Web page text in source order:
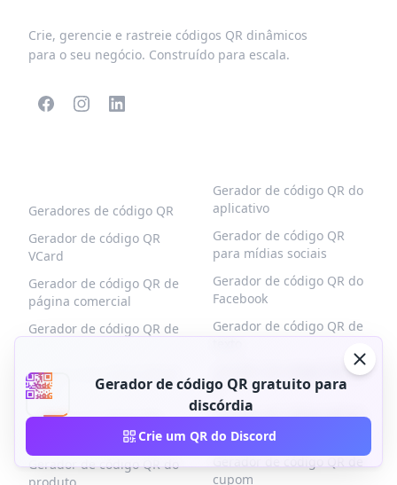
Gerador de código QR gratuito para
discórdia
Crie um QR do Discord
Crie, gerencie e rastreie códigos QR dinâmicos
para o seu negócio. Construído para escala.
Geradores de código QR
Gerador de código QR
VCard
Gerador de código QR de
página comercial
Gerador de código QR de
Gerador de código QR de
menu
Gerador de código QR
Gerador de código QR do
Gerador de código QR do
aplicativo
Gerador de código QR
para mídias sociais
Gerador de código QR do
Facebook
Gerador de código QR de
Gerador de código QR Wi-
Fi
Gerador de código QR de
imagens
Gerador de código QR de
cupom